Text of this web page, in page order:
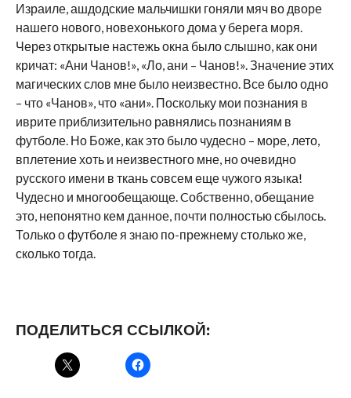
Израиле, ашдодские мальчишки гоняли мяч во дворе
нашего нового, новехонького дома у берега моря.
Через открытые настежь окна было слышно, как они
кричат: «Ани Чанов!», «Ло, ани – Чанов!». Значение этих
магических слов мне было неизвестно. Все было одно
– что «Чанов», что «ани». Поскольку мои познания в
иврите приблизительно равнялись познаниям в
футболе. Но Боже, как это было чудесно – море, лето,
вплетение хоть и неизвестного мне, но очевидно
русского имени в ткань совсем еще чужого языка!
Чудесно и многообещающе. Cобственно, обещание
это, непонятно кем данное, почти полностью сбылось.
Только о футболе я знаю по-прежнему столько же,
сколько тогда.
ПОДЕЛИТЬСЯ ССЫЛКОЙ: